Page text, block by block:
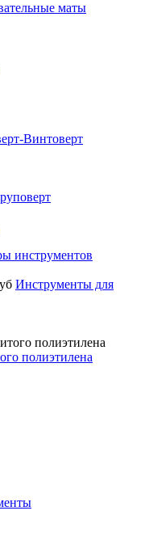
маты
Винтоверт
инструментов
Инструменты для
полиэтилена